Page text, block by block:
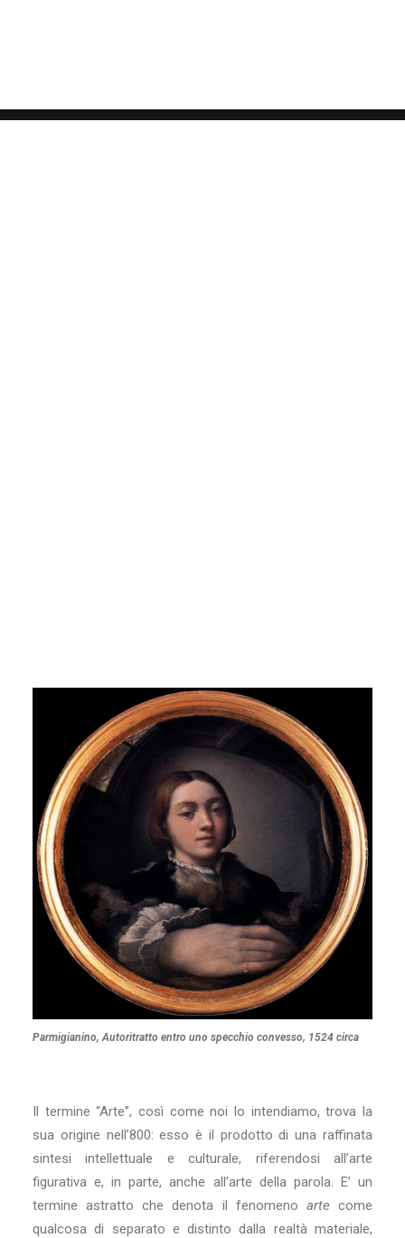
Parmigianino, Autoritratto entro uno specchio convesso, 1524 circa
Il termine “Arte”, così come noi lo intendiamo, trova la
sua origine nell’800: esso è il prodotto di una raffinata
sintesi intellettuale e culturale, riferendosi all’arte
figurativa e, in parte, anche all’arte della parola. E’ un
termine astratto che denota il fenomeno artecome
qualcosa di separato e distinto dalla realtà materiale,